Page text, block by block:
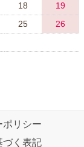
18
19
25
26
ポリシー
づく表記